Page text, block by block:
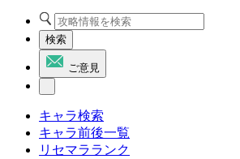
検索
ご意見
キャラ検索
キャラ前後一覧
リセマラランク